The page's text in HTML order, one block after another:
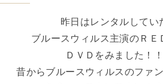
昨日はレンタルしてい
ブルースウィルス主演のＲＥ
ＤＶＤをみました！！
昔からブルースウィルスのファ